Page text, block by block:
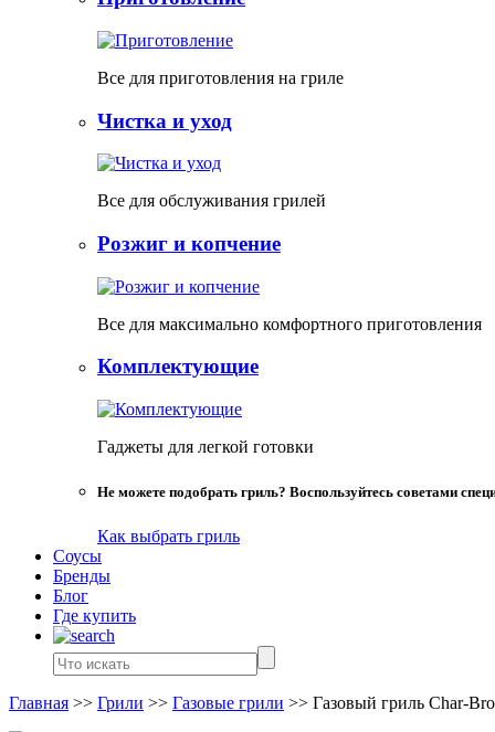
Все для приготовления на гриле
Чистка и уход
Все для обслуживания грилей
Розжиг и копчение
Все для максимально комфортного приготовления
Комплектующие
Гаджеты для легкой готовки
Не можете подобрать гриль? Воспользуйтесь советами
Как выбрать гриль
Соусы
Бренды
Блог
Где купить
Главная >> Грили >> Газовые грили >> Газовый гриль Char-